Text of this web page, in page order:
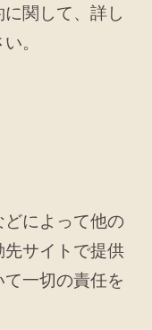
関して、詳し
。
によって他の
サイトで提供
一切の責任を